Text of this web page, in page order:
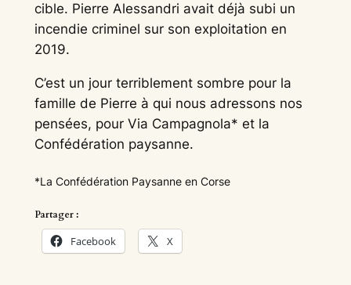
cible. Pierre Alessandri avait déjà subi un
incendie criminel sur son exploitation en
2019.
C’est un jour terriblement sombre pour la
famille de Pierre à qui nous adressons nos
pensées, pour Via Campagnola* et la
Confédération paysanne.
*La Confédération Paysanne en Corse
Partager :
Facebook X